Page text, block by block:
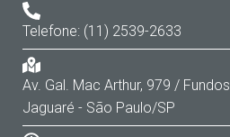
Telefone: (11) 2539-2633
Av. Gal. Mac Arthur, 979 / Fundos
Jaguaré - São Paulo/SP